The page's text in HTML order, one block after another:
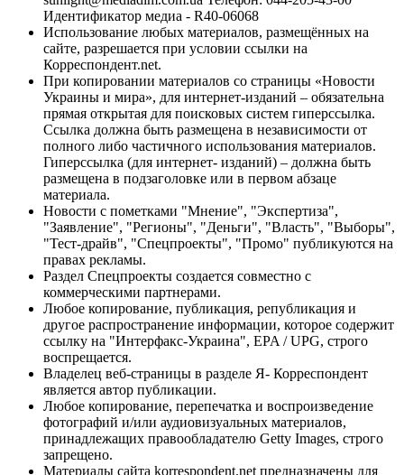
Идентификатор медиа - R40-06068
Использование любых материалов, размещённых на
сайте, разрешается при условии ссылки на
Корреспондент.net.
При копировании материалов со страницы «Новости
Украины и мира», для интернет-изданий – обязательна
прямая открытая для поисковых систем гиперссылка.
Ссылка должна быть размещена в независимости от
полного либо частичного использования материалов.
Гиперссылка (для интернет- изданий) – должна быть
размещена в подзаголовке или в первом абзаце
материала.
Новости с пометками "Мнение", "Экспертиза",
"Заявление", "Регионы", "Деньги", "Власть", "Выборы",
"Тест-драйв", "Спецпроекты", "Промо" публикуются на
правах рекламы.
Раздел Спецпроекты создается совместно с
коммерческими партнерами.
Любое копирование, публикация, републикация и
другое распространение информации, которое содержит
ссылку на "Интерфакс-Украина", EPA / UPG, строго
воспрещается.
Владелец веб-страницы в разделе Я- Корреспондент
является автор публикации.
Любое копирование, перепечатка и воспроизведение
фотографий и/или аудиовизуальных материалов,
принадлежащих правообладателю Getty Images, строго
запрещено.
Материалы сайта korrespondent.net предназначены для